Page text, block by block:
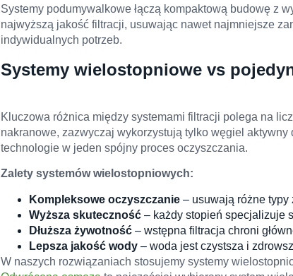
Systemy podumywalkowe łączą kompaktową budowę z
najwyższą jakość filtracji, usuwając nawet najmniejsze
indywidualnych potrzeb.
Systemy wielostopniowe vs
Kluczowa różnica między systemami filtracji polega na
nakranowe, zazwyczaj wykorzystują tylko węgiel
technologie w jeden spójny proces oczyszczania.
Zalety systemów wielostopniowych:
Kompleksowe oczyszczanie – usuwają różne
Wyższa skuteczność – każdy stopień specjalizuje
Dłuższa żywotność – wstępna filtracja chroni
Lepsza jakość wody – woda jest czystsza i
W naszych rozwiązaniach stosujemy systemy